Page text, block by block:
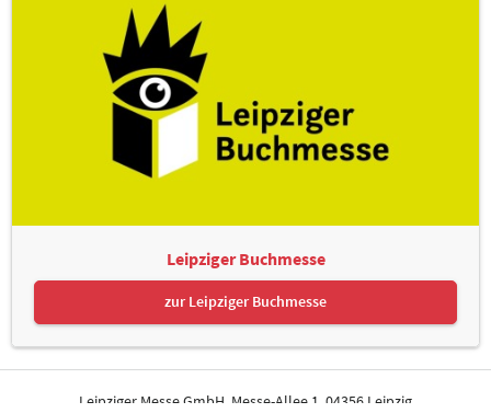
Leipziger Buchmesse
zur Leipziger Buchmesse
Leipziger Messe GmbH, Messe-Allee 1, 04356 Leipzig